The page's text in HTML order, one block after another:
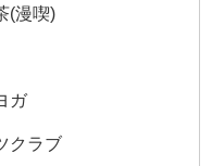
(漫喫)
ガ
クラブ